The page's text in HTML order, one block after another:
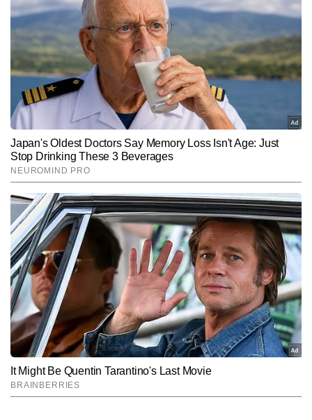
सुनील शेट्टी, दिशा पाटनी, जैकलीन फर्नांडिस, लारा दत्ता, अरशद
वारसी, परेश रावल, तुषार कपूर, श्रेयस तलपड़े समेत कई स्टार्स
नजर आ रहे है।
Hindi NewsEntertainmentBollywood
कुमार सरस AUTHOR
कुमार सरस टाइम्स नाउ नवभारत डिजिटल में एंटरटेनमेंट राइटर के रूप में कार्यरत
हैं। उनकी लेखन शैली सरल, स्पष्ट और रोचक है, जो पाठकों को तुरंत जोड़ लेती
है। कुमार सरस को बॉलीवुड, टीवी और OTT की ट्रेंडिंग खबरों पर काम करने में
खास रुचि है। अब तक उन्होंने 2,500 से अधिक आर्टिकल्स लिखे हैं, जिनमें ब्रेकिंग
न्यूज़, एक्सक्लूसिव अपडेट्स और एंटरटेनमेंट फीचर्स शामिल हैं।
और पढ़ें
Follow Us:
Subscribe to our daily Newsletter!